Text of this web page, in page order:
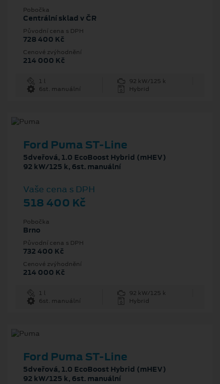
Pobočka
Centrální sklad v ČR
Původní cena s DPH
728 400 Kč
Cenové zvýhodnění
214 000 Kč
1 l
92 kW/125 k
6st. manuální
Hybrid
Ford Puma ST-Line
5dveřová, 1.0 EcoBoost Hybrid (mHEV)
92 kW/125 k, 6st. manuální
Vaše cena s DPH
518 400 Kč
Pobočka
Brno
Původní cena s DPH
732 400 Kč
Cenové zvýhodnění
214 000 Kč
1 l
92 kW/125 k
6st. manuální
Hybrid
Ford Puma ST-Line
5dveřová, 1.0 EcoBoost Hybrid (mHEV)
92 kW/125 k, 6st. manuální